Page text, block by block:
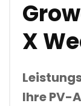
X
Ihre PV-